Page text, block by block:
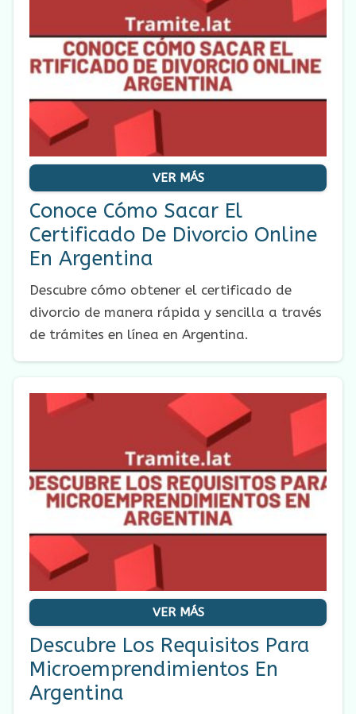
VER MÁS
Conoce Cómo Sacar El
Certificado De Divorcio Online
En Argentina
Descubre cómo obtener el certificado de
divorcio de manera rápida y sencilla a través
de trámites en línea en Argentina.
VER MÁS
Descubre Los Requisitos Para
Microemprendimientos En
Argentina